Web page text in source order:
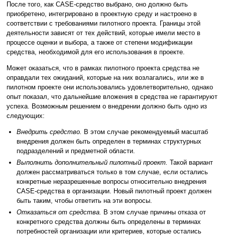
После того, как CASE-средство выбрано, оно должно быть
приобретено, интегрировано в проектную среду и настроено в
соответствии с требованиями пилотного проекта. Границы этой
деятельности зависят от тех действий, которые имели место в
процессе оценки и выбора, а также от степени модификации
средства, необходимой для его использования в проекте.
Может оказаться, что в рамках пилотного проекта средства не
оправдали тех ожиданий, которые на них возлагались, или же в
пилотном проекте они использовались удовлетворительно, однако
опыт показал, что дальнейшие вложения в средства не гарантируют
успеха. Возможным решением о внедрении должно быть одно из
следующих:
Внедрить средство. В этом случае рекомендуемый масштаб
внедрения должен быть определен в терминах структурных
подразделений и предметной области.
Выполнить дополнительный пилотный проект. Такой вариант
должен рассматриваться только в том случае, если остались
конкретные неразрешенные вопросы относительно внедрения
CASE-средства в организации. Новый пилотный проект должен
быть таким, чтобы ответить на эти вопросы.
Отказаться от средства. В этом случае причины отказа от
конкретного средства должны быть определены в терминах
потребностей организации или критериев, которые остались